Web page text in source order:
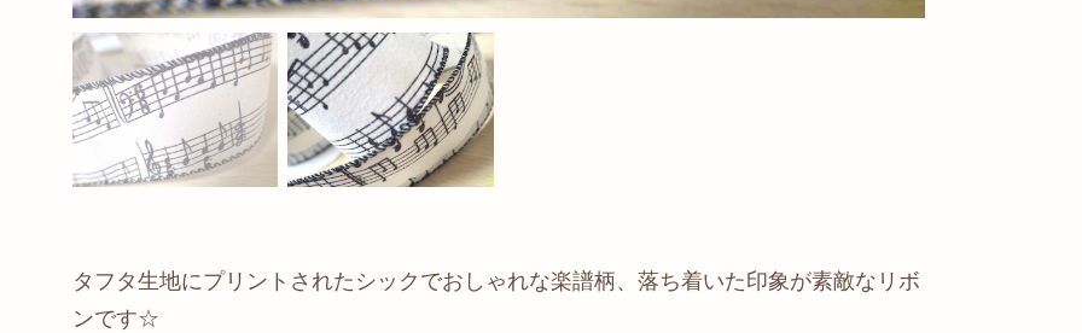
タフタ生地にプリントされたシックでおしゃれな楽譜柄、落ち着いた印象が素敵なリボ
ンです☆